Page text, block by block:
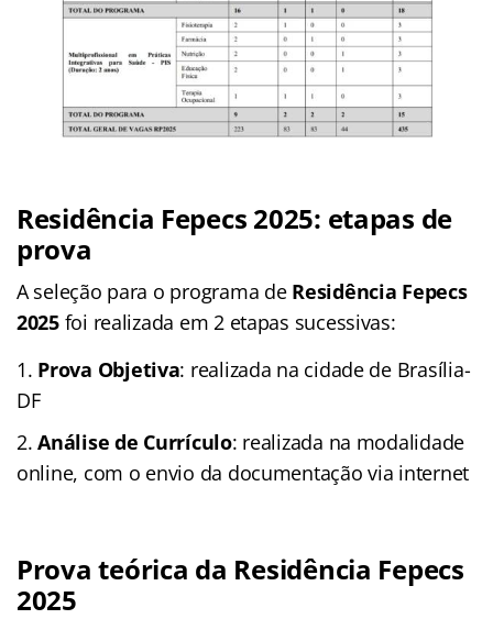
Residência Fepecs 2025: etapas de
prova
A seleção para o programa de Residência Fepecs
2025foi realizada em 2 etapas sucessivas:
Prova Objetiva: realizada na cidade de Brasília-
DF
Análise de Currículo: realizada na modalidade
online, com o envio da documentação via internet
Prova teórica da Residência Fepecs
2025